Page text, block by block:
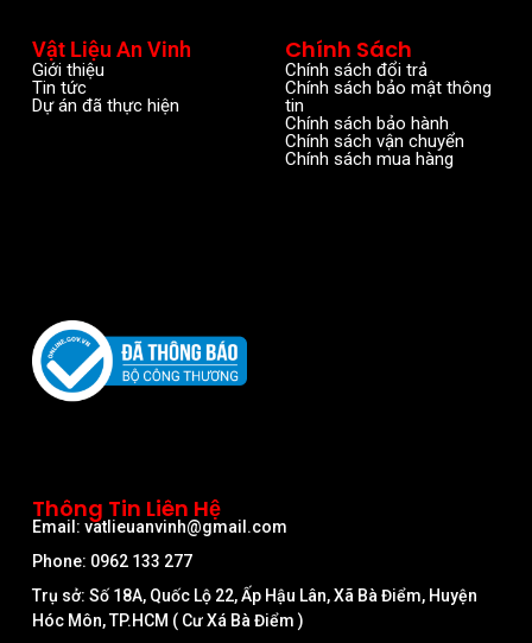
Vật Liệu An Vinh
Giới thiệu
Tin tức
Dự án đã thực hiện
Chính Sách
Chính sách đổi trả
Chính sách bảo mật thông
tin
Chính sách bảo hành
Chính sách vận chuyển
Chính sách mua hàng
Thông Tin Liên Hệ
Email: vatlieuanvinh@gmail.com
Phone: 0962 133 277
Trụ sở: Số 18A, Quốc Lộ 22, Ấp Hậu Lân, Xã Bà Điểm, Huyện
Hóc Môn, TP.HCM ( Cư Xá Bà Điểm )